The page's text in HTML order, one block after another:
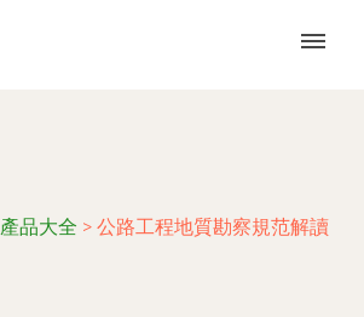
產品大全 > 公路工程地質勘察規范解讀